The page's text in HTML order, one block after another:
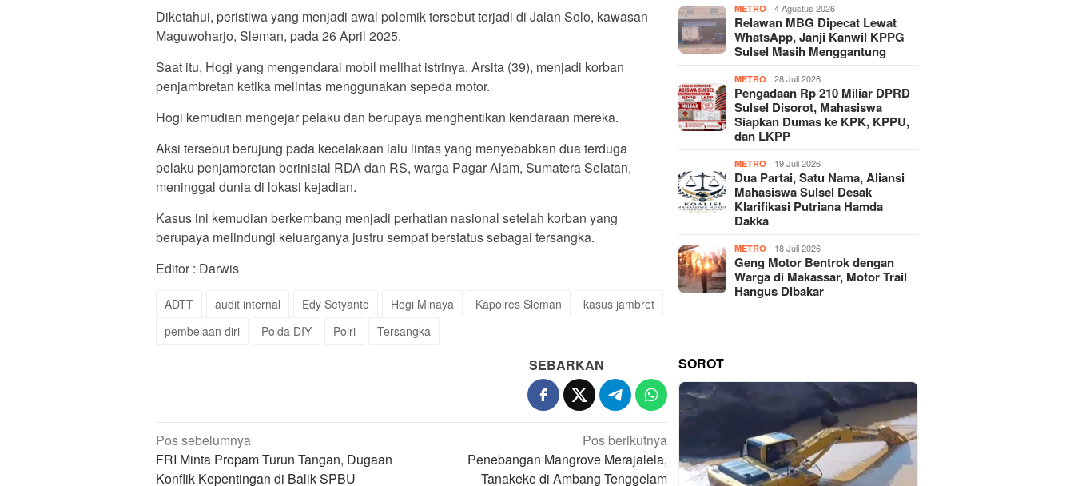
Diketahui, peristiwa yang menjadi awal polemik tersebut terjadi di Jalan Solo, kawasan
Maguwoharjo, Sleman, pada 26 April 2025.
Saat itu, Hogi yang mengendarai mobil melihat istrinya, Arsita (39), menjadi korban
penjambretan ketika melintas menggunakan sepeda motor.
Hogi kemudian mengejar pelaku dan berupaya menghentikan kendaraan mereka.
Aksi tersebut berujung pada kecelakaan lalu lintas yang menyebabkan dua terduga
pelaku penjambretan berinisial RDA dan RS, warga Pagar Alam, Sumatera Selatan,
meninggal dunia di lokasi kejadian.
Kasus ini kemudian berkembang menjadi perhatian nasional setelah korban yang
berupaya melindungi keluarganya justru sempat berstatus sebagai tersangka.
Editor : Darwis
ADTT audit internal Edy Setyanto Hogi Minaya Kapolres Sleman
kasus jambret
pembelaan diri
Polda DIY Polri Tersangka
SEBARKAN
Navigasi
pos
Pos sebelumnya
FRI Minta Propam Turun Tangan, Dugaan
Konflik Kepentingan di Balik SPBU
Pos berikutnya
Penebangan Mangrove Merajalela,
Tanakeke di Ambang Tenggelam
METRO 4 Agustus 2026
Relawan MBG Dipecat Lewat
WhatsApp, Janji Kanwil KPPG
Sulsel Masih Menggantung
METRO 28 Juli 2026
Pengadaan Rp 210 Miliar DPRD
Sulsel Disorot, Mahasiswa
Siapkan Dumas ke KPK, KPPU,
dan LKPP
METRO 19 Juli 2026
Dua Partai, Satu Nama, Aliansi
Mahasiswa Sulsel Desak
Klarifikasi Putriana Hamda
Dakka
METRO 18 Juli 2026
Geng Motor Bentrok dengan
Warga di Makassar, Motor Trail
Hangus Dibakar
SOROT